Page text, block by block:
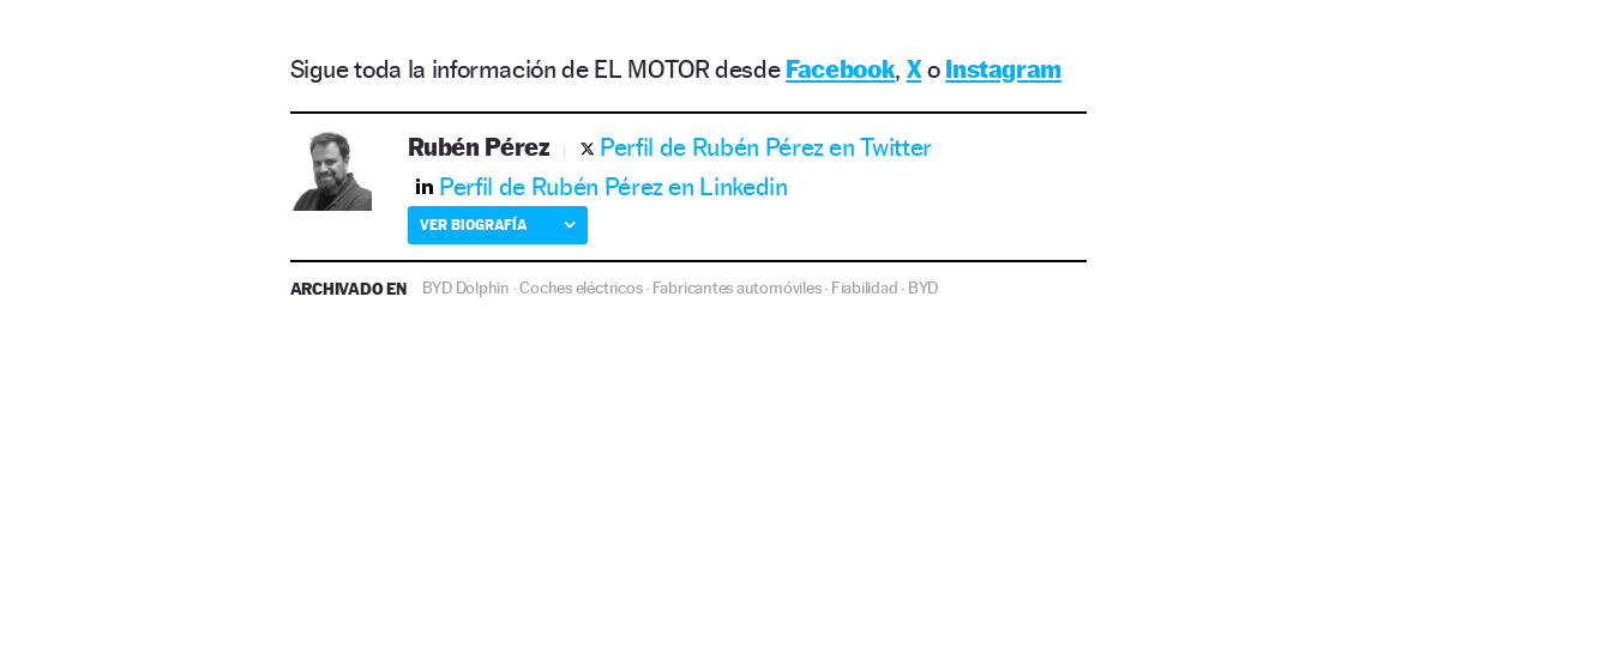
Sigue toda la información de EL MOTOR desde Facebook, Xo Instagram
Rubén Pérez
Perfil de Rubén Pérez en Twitter
Perfil de Rubén Pérez en Linkedin
VER BIOGRAFÍA
ARCHIVADO EN BYD Dolphin ·Coches eléctricos· Fabricantes automóviles· Fiabilidad · BYD